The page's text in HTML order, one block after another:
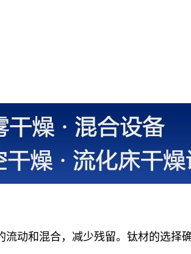
动和混合，减少残留。钛材的选择